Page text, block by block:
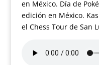
en México. Día de
edición en México.
el Chess Tour de San